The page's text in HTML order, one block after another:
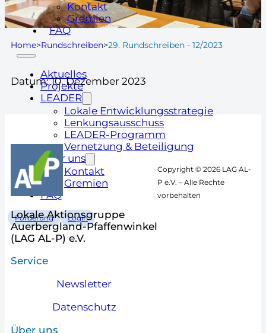
Kontakt
Gremien
FAQ
Aktuelles
Projekte
LEADER
Lokale Entwicklungsstrategie
Lenkungsausschuss
LEADER-Programm
Vernetzung & Beteiligung
Über uns
Kontakt
Gremien
FAQ
Förderung Login
Home>Rundschreiben>29. Rundschreiben - 12/2023
Datum: 10. Dezember 2023
Lokale Aktionsgruppe
Auerbergland-Pfaffenwinkel
(LAG AL-P) e.V.
Service
Newsletter
Datenschutz
Über uns
Copyright © 2026 LAG AL-
P e.V. – Alle Rechte
vorbehalten